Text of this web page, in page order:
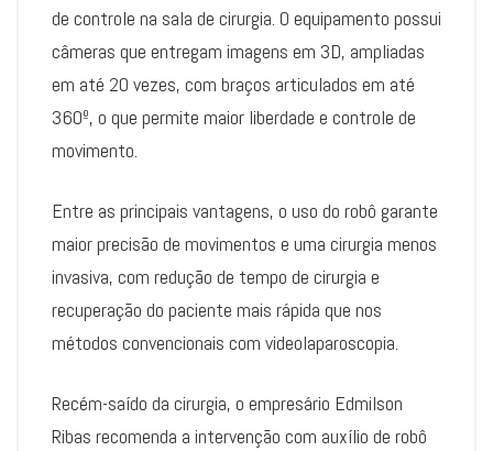
de controle na sala de cirurgia. O equipamento possui
câmeras que entregam imagens em 3D, ampliadas
em até 20 vezes, com braços articulados em até
360º, o que permite maior liberdade e controle de
movimento.
Entre as principais vantagens, o uso do robô garante
maior precisão de movimentos e uma cirurgia menos
invasiva, com redução de tempo de cirurgia e
recuperação do paciente mais rápida que nos
métodos convencionais com videolaparoscopia.
Recém-saído da cirurgia, o empresário Edmilson
Ribas recomenda a intervenção com auxílio de robô